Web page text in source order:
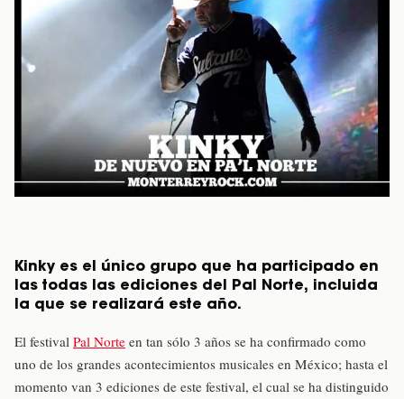
Kinky es el único grupo que ha participado en
las todas las ediciones del Pal Norte, incluida
la que se realizará este año.
El festival Pal Norte en tan sólo 3 años se ha confirmado como
uno de los grandes acontecimientos musicales en México; hasta el
momento van 3 ediciones de este festival, el cual se ha distinguido